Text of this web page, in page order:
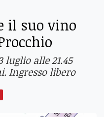
il suo vino
alle 21.45
Ingresso libero